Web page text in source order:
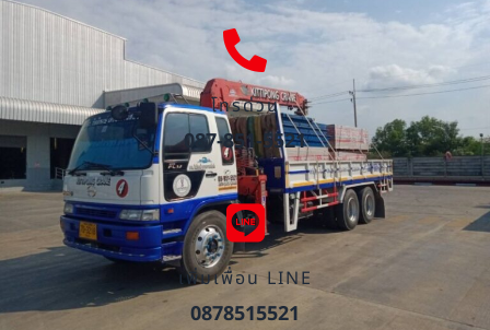
โทรด่วน
087-851-5521
เพิ่มเพื่อน LINE
0878515521